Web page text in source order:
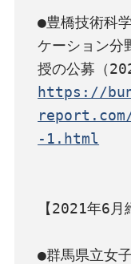
●豊橋技術科
ケーション分
https://
-1.html
【2021年6月
●群馬県立女